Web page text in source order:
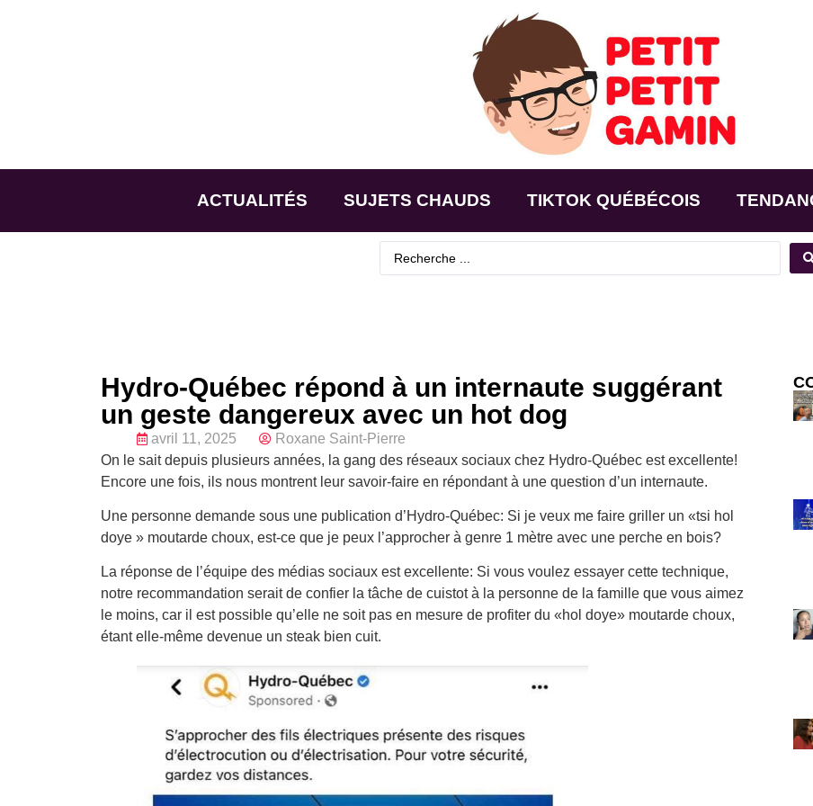
ACTUALITÉS SUJETS CHAUDS TIKTOK QUÉBÉCOIS
Hydro-Québec répond à un internaute suggérant
un geste dangereux avec un hot dog
avril 11, 2025
Roxane Saint-Pierre
On le sait depuis plusieurs années, la gang des réseaux sociaux chez Hydro-Québec est excellente!
Encore une fois, ils nous montrent leur savoir-faire en répondant à une question d’un internaute.
Une personne demande sous une publication d’Hydro-Québec: Si je veux me faire griller un «tsi hol
doye » moutarde choux, est-ce que je peux l’approcher à genre 1 mètre avec une perche en bois?
La réponse de l’équipe des médias sociaux est excellente: Si vous voulez essayer cette technique,
notre recommandation serait de confier la tâche de cuistot à la personne de la famille que vous aimez
le moins, car il est possible qu’elle ne soit pas en mesure de profiter du «hol doye» moutarde choux,
étant elle-même devenue un steak bien cuit.